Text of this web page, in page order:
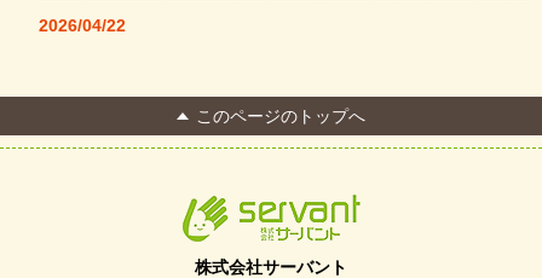
2026/04/22
FC Bombonera 岐阜県No.1このページのトップへ
株式会社サーバント